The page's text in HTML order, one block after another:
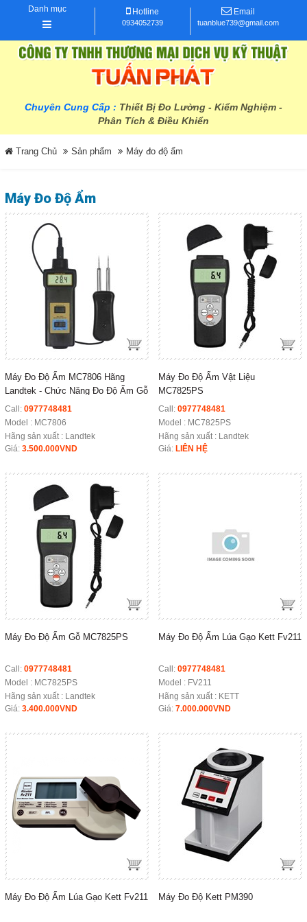
Danh mục Hotline
0934052739
Email
tuanblue739@gmail.com
Chuyên Cung Cấp : Thiết Bị Đo Lường - Kiểm Nghiệm -
Phân Tích & Điều Khiển
Trang Chủ Sản phẩm Máy đo độ ẩm
Máy Đo Độ Ẩm
Máy Đo Độ Ẩm MC7806 Hãng
Landtek - Chức Năng Đo Độ Ẩm Gỗ
Call: 0977748481
Model : MC7806
Hãng sản xuất : Landtek
Giá: 3.500.000VND
Máy Đo Độ Ẩm Vật Liệu
MC7825PS
Call: 0977748481
Model : MC7825PS
Hãng sản xuất : Landtek
Giá: LIÊN HỆ
Máy Đo Độ Ẩm Gỗ MC7825PS
Call: 0977748481
Model : MC7825PS
Hãng sản xuất : Landtek
Giá: 3.400.000VND
Máy Đo Độ Ẩm Lúa Gạo Kett Fv211
Call: 0977748481
Model : FV211
Hãng sản xuất : KETT
Giá: 7.000.000VND
Máy Đo Độ Ẩm Lúa Gạo Kett Fv211 Máy Đo Độ Kett PM390